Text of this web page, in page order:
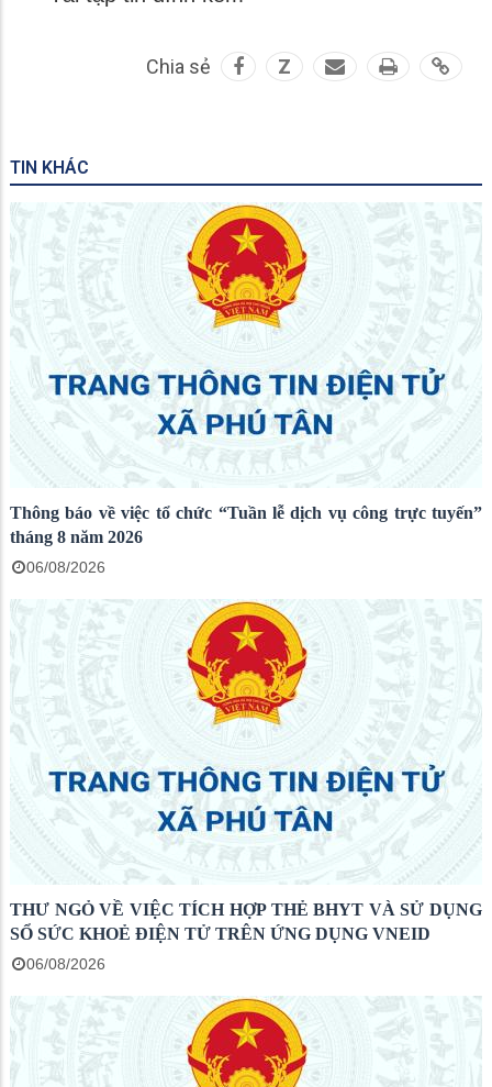
Chia sẻ Z
TIN KHÁC
Thông báo về việc tổ chức “Tuần lễ dịch vụ công trực tuyến”
tháng 8 năm 2026
06/08/2026
THƯ NGỎ VỀ VIỆC TÍCH HỢP THẺ BHYT VÀ SỬ DỤNG
SỔ SỨC KHOẺ ĐIỆN TỬ TRÊN ỨNG DỤNG VNEID
06/08/2026